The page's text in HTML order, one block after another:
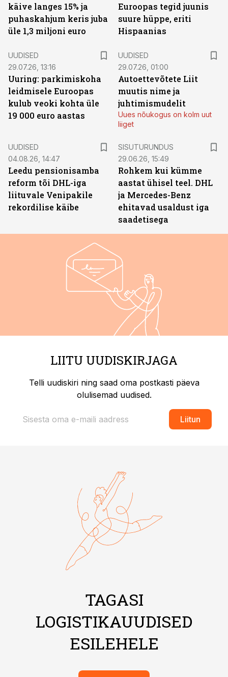
käive langes 15% ja
puhaskahjum keris juba
üle 1,3 miljoni euro
Euroopas tegid juunis
suure hüppe, eriti
Hispaanias
UUDISED
29.07.26, 13:16
Uuring: parkimiskoha
leidmisele Euroopas
kulub veoki kohta üle
19 000 euro aastas
UUDISED
29.07.26, 01:00
Autoettevõtete Liit
muutis nime ja
juhtimismudelit
Uues nõukogus on kolm uut
liiget
UUDISED
04.08.26, 14:47
Leedu pensionisamba
reform tõi DHL-iga
liituvale Venipakile
rekordilise käibe
SISUTURUNDUS
29.06.26, 15:49
Rohkem kui kümme
aastat ühisel teel. DHL
ja Mercedes-Benz
ehitavad usaldust iga
saadetisega
LIITU UUDISKIRJAGA
Telli uudiskiri ning saad oma postkasti päeva
olulisemad uudised.
Liitun
TAGASI
LOGISTIKAUUDISED
ESILEHELE